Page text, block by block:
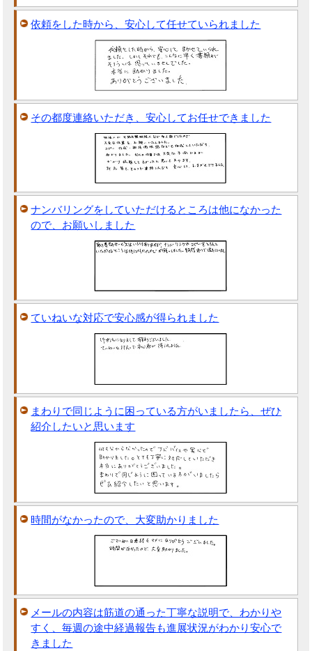
依頼をした時から、安心して任せていられました
その都度連絡いただき、安心してお任せできました
ナンバリングをしていただけるところは他になかった
ので、お願いしました
ていねいな対応で安心感が得られました
まわりで同じように困っている方がいましたら、ぜひ
紹介したいと思います
時間がなかったので、大変助かりました
メールの内容は筋道の通った丁寧な説明で、わかりや
すく、毎週の途中経過報告も進展状況がわかり安心で
きました